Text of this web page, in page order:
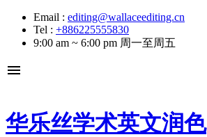
Email : editing@wallaceediting.cn
Tel : +886225555830
9:00 am ~ 6:00 pm 周一至周五
menu
华乐丝学术英文润色